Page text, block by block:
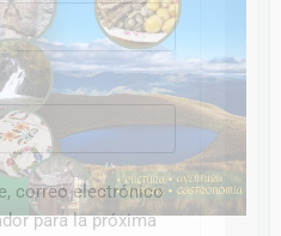
correo electrónico
para la próxima